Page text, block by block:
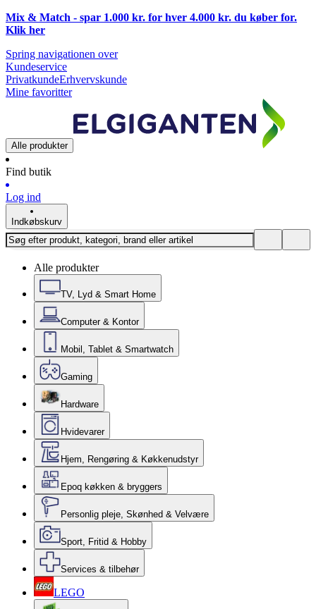
Mix & Match - spar 1.000 kr. for hver 4.000 kr. du køber for.
Klik her
Spring navigationen over
Kundeservice
PrivatkundeErhvervskunde
Mine favoritter
Alle produkter
Find butik
Log ind
Indkøbskurv
Alle produkter
TV, Lyd & Smart Home
Computer & Kontor
Mobil, Tablet & Smartwatch
Gaming
Hardware
Hvidevarer
Hjem, Rengøring & Køkkenudstyr
Epoq køkken & bryggers
Personlig pleje, Skønhed & Velvære
Sport, Fritid & Hobby
Services & tilbehør
LEGO